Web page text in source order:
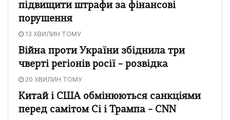
підвищити штрафи за фінансові
порушення
13 ХВИЛИН ТОМУ
Війна проти України збіднила три
чверті регіонів росії – розвідка
20 ХВИЛИН ТОМУ
Китай і США обмінюються санкціями
перед самітом Сі і Трампа – CNN